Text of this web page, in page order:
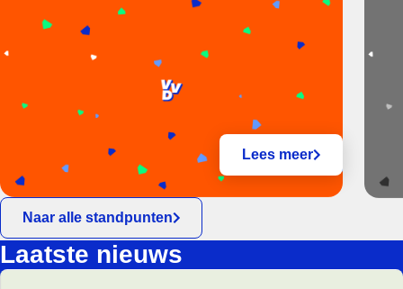
Lees meer
Naar alle standpunten
Laatste nieuws